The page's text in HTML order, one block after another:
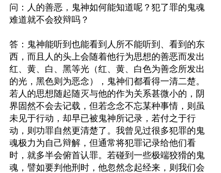
问：人的善恶，鬼神如何能知道呢？犯了罪的鬼魂
难道就不会狡辩吗？
答：鬼神能听到也能看到人所不能听到、看到的东
西，而且人的头上会随着他行为思想的善恶而发出
红、黄、白、黑等光（红、黄、白色为善念所发出
的光，黑色则为恶念），鬼神们都看得一清二楚。
若人的思想随起随灭与他的作为关系甚微小的，阴
界固然不会去记载，但若念念不忘某种事情，则虽
未见于行动，却早已被鬼神所记录，若付之于行
动，则功罪自然更清楚了。我曾见过很多犯罪的鬼
魂极力为自己辩解，但通常将犯罪记录给他们看
时，就多半会俯首认罪。若碰到一些极端狡猾的鬼
魂，譬如要判他刑时，他忽然念起经来，则我们会